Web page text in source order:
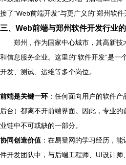
接了“Web前端开发”与更广义的“郑州软件
三、Web前端与郑州软件开发行业
郑州，作为国家中心城市，其高新
和信息服务企业。这里的“软件开发”是一
开发、测试、运维等多个岗位。
前端是关键一环：任何面向用户的软件产
后台）都离不开前端界面。因此，专业
业链中不可或缺的一部分。
协同创造价值 ：在易登网的学习经历，
件开发团队中，与后端工程师、UI设计